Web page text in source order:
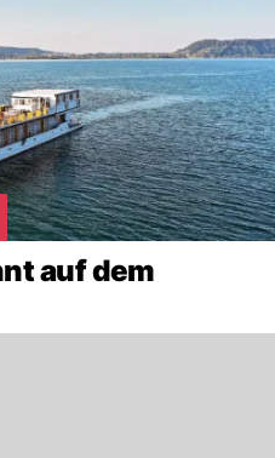
auf dem